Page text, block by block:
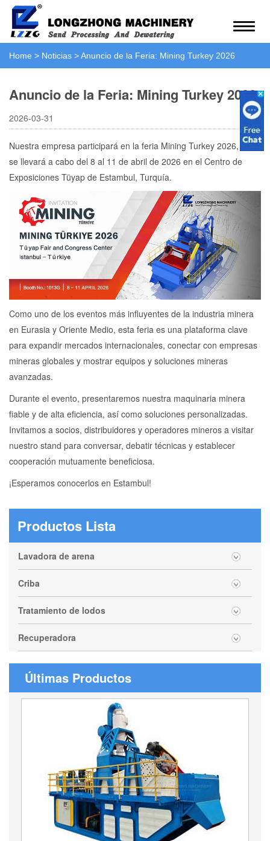
Home > Noticias >Anuncio de la Feria: Mining Turkey 2026
Anuncio de la Feria: Mining Turkey 2026
2026-03-31
Nuestra empresa participará en la feria Mining Turkey 2026, que
se llevará a cabo del 8 al 11 de abril de 2026 en el Centro de
Exposiciones Tüyap de Estambul, Turquía.
Como uno de los eventos más influyentes de la industria minera
en Eurasia y Oriente Medio, esta feria es una plataforma clave
para expandir mercados internacionales, conectar con empresas
mineras globales y mostrar equipos y soluciones mineras
avanzadas.
Durante el evento, presentaremos nuestra maquinaria minera
fiable y de alta eficiencia, así como soluciones personalizadas.
Invitamos a socios, distribuidores y operadores mineros a visitar
nuestro stand para conversar, debatir técnicas y establecer
cooperación mutuamente beneficiosa.
¡Esperamos conocerlos en Estambul!
Productos Lista
Lavadora de arena
Criba
Tratamiento de lodos
Recuperadora
Últimas Productos